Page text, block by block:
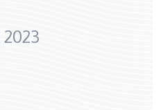
2023